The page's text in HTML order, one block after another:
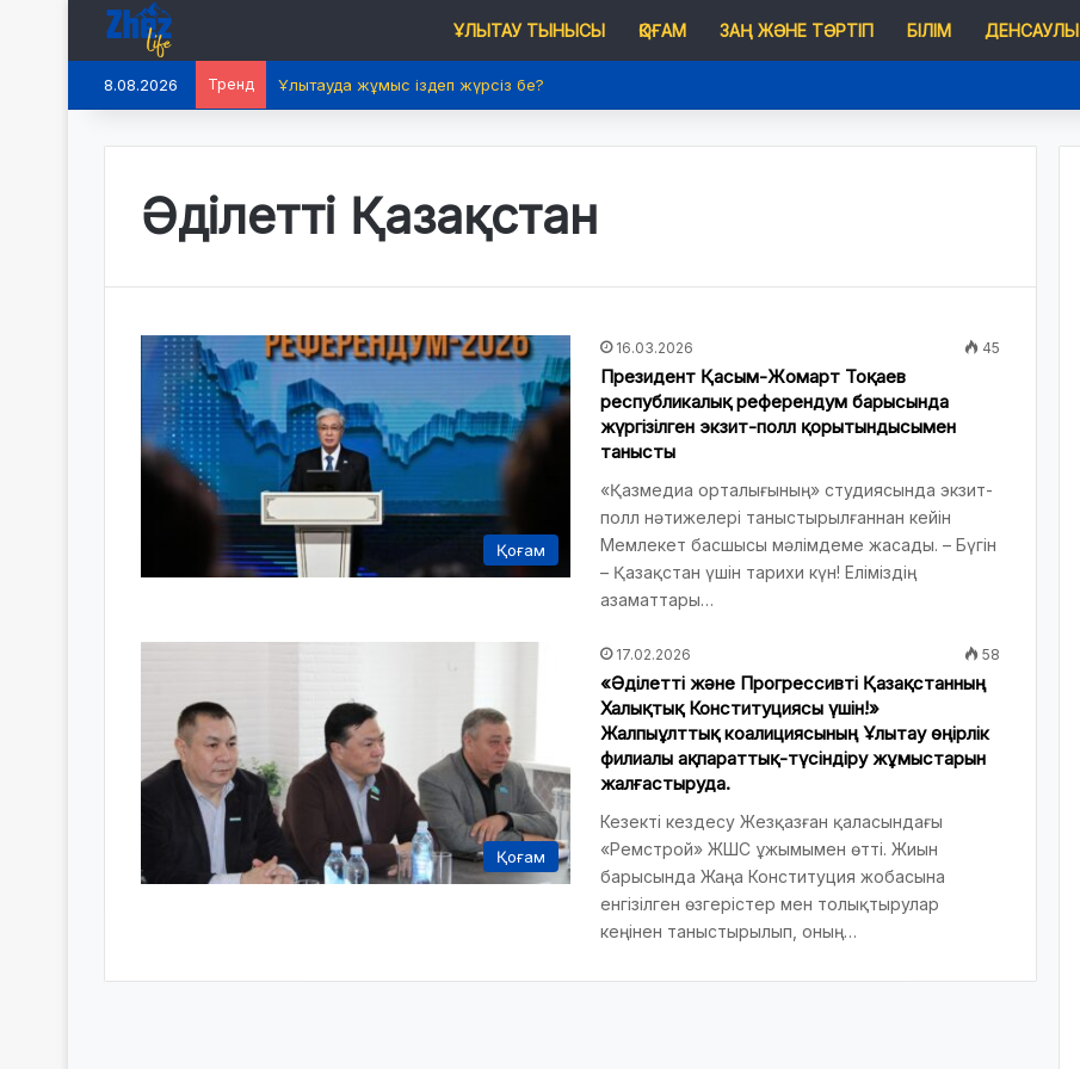
ҰЛЫТАУ ТЫНЫСЫ ҚОҒАМ ЗАҢ ЖӘНЕ ТӘРТІП БІЛІМ ДЕНСАУЛЫҚ
8.08.2026 Тренд Ұлытауда жұмыс іздеп жүрсіз бе?
Әділетті Қазақстан
Қоғам
16.03.2026 45
Президент Қасым-Жомарт Тоқаев
республикалық референдум барысында
жүргізілген экзит-полл қорытындысымен
танысты
«Қазмедиа орталығының» студиясында экзит-
полл нәтижелері таныстырылғаннан кейін
Мемлекет басшысы мәлімдеме жасады. – Бүгін
– Қазақстан үшін тарихи күн! Еліміздің
азаматтары…
Қоғам
17.02.2026 58
«Әділетті және Прогрессивті Қазақстанның
Халықтық Конституциясы үшін!»
Жалпыұлттық коалициясының Ұлытау өңірлік
филиалы ақпараттық-түсіндіру жұмыстарын
жалғастыруда.
Кезекті кездесу Жезқазған қаласындағы
«Ремстрой» ЖШС ұжымымен өтті. Жиын
барысында Жаңа Конституция жобасына
енгізілген өзгерістер мен толықтырулар
кеңінен таныстырылып, оның…